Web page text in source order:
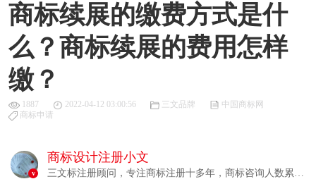
商标续展的缴费方式是什
么？商标续展的费用怎样
缴？
1887 2022-04-12 03:00:56 三文品牌
中国商标网
商标申请
v
商标设计注册小文
三文标注册顾问，专注商标注册十多年，商标咨询人数累计